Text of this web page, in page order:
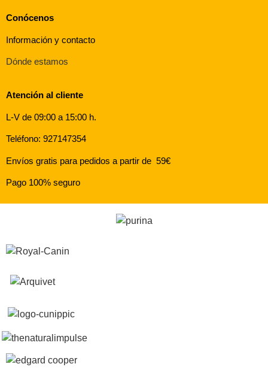
Conócenos
Información y contacto
Dónde estamos
Atención al cliente
L-V de 09:00 a 15:00 h.
Teléfono: 927147354
Envíos gratis para pedidos a partir de 59€
Pago 100% seguro